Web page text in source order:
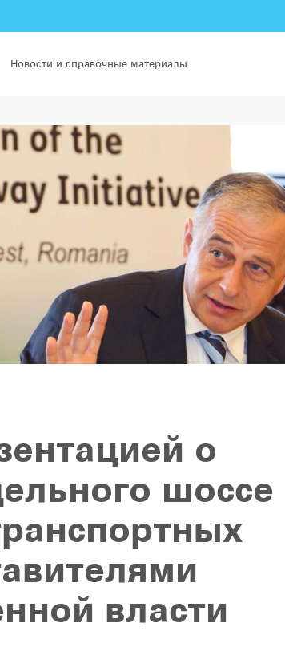
Новости и справочные материалы
о
шоссе
власти